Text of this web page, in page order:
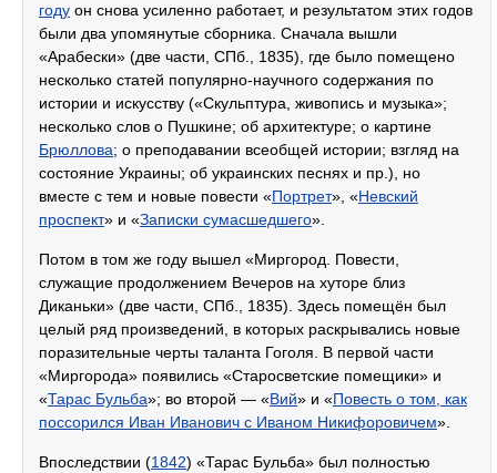
году он снова усиленно работает, и результатом этих годов
были два упомянутые сборника. Сначала вышли
«Арабески» (две части, СПб., 1835), где было помещено
несколько статей популярно-научного содержания по
истории и искусству («Скульптура, живопись и музыка»;
несколько слов о Пушкине; об архитектуре; о картине
Брюллова; о преподавании всеобщей истории; взгляд на
состояние Украины; об украинских песнях и пр.), но
вместе с тем и новые повести «Портрет», «Невский
проспект» и «Записки сумасшедшего».
Потом в том же году вышел «Миргород. Повести,
служащие продолжением Вечеров на хуторе близ
Диканьки» (две части, СПб., 1835). Здесь помещён был
целый ряд произведений, в которых раскрывались новые
поразительные черты таланта Гоголя. В первой части
«Миргорода» появились «Старосветские помещики» и
«Тарас Бульба»; во второй — «Вий» и «Повесть о том, как
поссорился Иван Иванович с Иваном Никифоровичем».
Впоследствии (1842) «Тарас Бульба» был полностью